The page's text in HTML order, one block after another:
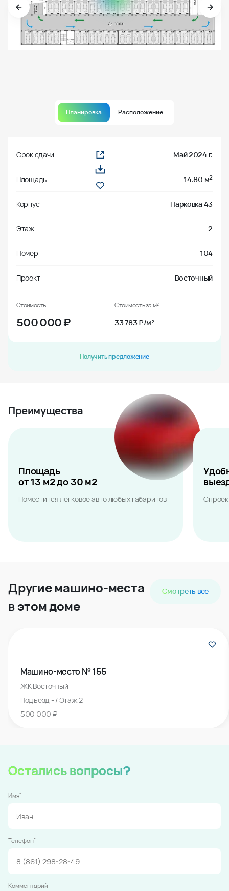
Планировка Расположение
Срок сдачи Май 2024 г.
Площадь 14.80 м2
Корпус Парковка 43
Этаж 2
Номер 104
Проект Восточный
Стоимость
500 000₽
Стоимость за м²
33 783 ₽/м²
Получить предложение
Преимущества
Площадь
от 13 м2 до 30 м2
Поместится легковое авто любых габаритов
Другие машино-места
в этом доме
Смотреть все
Машино-место № 155
ЖК Восточный
Подъезд - / Этаж 2
500 000 ₽
Остались вопросы?
Имя*
Телефон*
Комментарий